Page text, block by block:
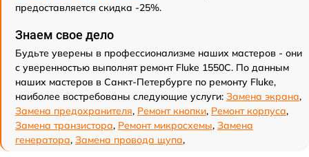
предоставляется скидка -25%.
Знаем свое дело
Будьте уверены в профессионализме наших мастеров - они
с уверенностью выполнят ремонт Fluke 1550C. По данным
наших мастеров в Санкт-Петербурге по ремонту Fluke,
наиболее востребованы следующие услуги: Замена экрана,
Замена предохранителя, Ремонт кнопки, Ремонт корпуса,
Замена транзистора, Ремонт микросхемы, Замена
генератора, Замена провода щупа,